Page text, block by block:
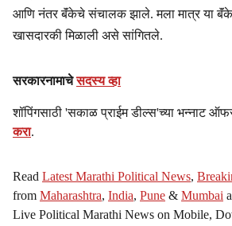
आणि नंतर बॅंकेचे संचालक झाले. मला मात्र या
खासदारकी मिळाली असे सांगितले.
सरकारनामाचेसदस्य व्हा
शॉपिंगसाठी 'सकाळ प्राईम डील्स'च्या भन्नाट
करा.
Read Latest Marathi Political News,
from Maharashtra, India, Pune & Mumbai
Live Political Marathi News on Mobile,